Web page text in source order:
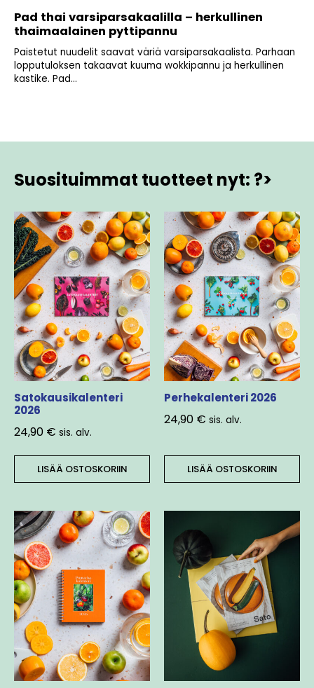
Pad thai varsiparsakaalilla – herkullinen
thaimaalainen pyttipannu
Paistetut nuudelit saavat väriä varsiparsakaalista. Parhaan
lopputuloksen takaavat kuuma wokkipannu ja herkullinen
kastike. Pad...
Suosituimmat tuotteet nyt: ?>
Satokausikalenteri
2026
24,90 € sis. alv.
LISÄÄ OSTOSKORIIN
Perhekalenteri 2026
24,90 € sis. alv.
LISÄÄ OSTOSKORIIN